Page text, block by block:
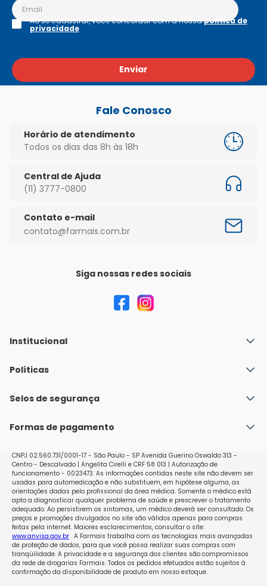
Enviar
Ao se cadastrar, você concordar com a nossapolítica de
privacidade
Fale Conosco
Horário de atendimento
Todos os dias das 8h às 18h
Central de Ajuda
(11) 3777-0800
Contato e-mail
contato@farmais.com.br
Siga nossas redes sociais
Institucional
Quem Somos
Nossas lojas
Políticas
Política de Envio
Políticas de Trocas e Devoluções
Selos de segurança
Formas de pagamento
CNPJ 02.560.731/0001-17 - São Paulo - SP Avenida Guerino Oswaldo 313 -
Centro - Descalvado | Angelita Cirelli e CRF 58 013 | Autorização de
funcionamento - 0023473. As informações contidas neste site não devem ser
usadas para automedicação e não substituem, em hipótese alguma, as
orientações dadas pelo profissional da área médica. Somente o médico está
apto a diagnosticar qualquer problema de saúde e prescrever o tratamento
adequado. Ao persistirem os sintomas, um médico deverá ser consultado. Os
preços e promoções divulgados no site são válidos apenas para compras
feitas pela internet. Maiores esclarecimentos, consultar o site:
www.anvisa.gov.br. A Farmais trabalha com as tecnologias mais avançadas
de proteção de dados, para que você possa realizar suas compras com
tranqüilidade. A privacidade e a segurança dos clientes são compromissos
da rede de drogarias Farmais. Todos os pedidos efetuados estão sujeitos à
confirmação da disponibilidade de produto em nosso estoque.